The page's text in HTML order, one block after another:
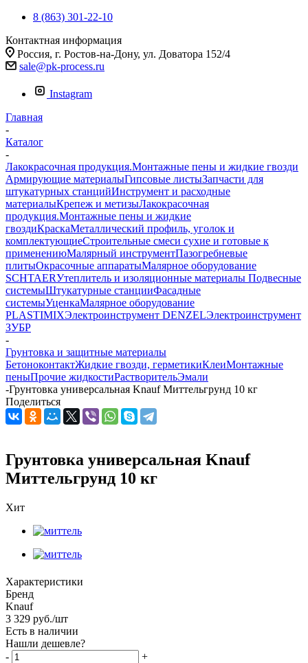
8 (863) 301-22-10
Контактная информация
Россия, г. Ростов-на-Дону, ул. Доватора 152/4
sale@pk-process.ru
Instagram
Главная
-
Каталог
-
Лакокрасочная продукция.Монтажные пены и жидкие гвозди
Армирующие материалыГипсовые листыЗапчасти для
штукатурных станцийИнструмент и расходные
материалыКрепеж и метизыЛакокрасочная
продукция.Монтажные пены и жидкие
гвоздиКраскаМеталлический профиль, уголок и
комплектующиеСтроительные смеси сухие и готовые к
применениюМалярный инструментПазогребневые
плитыОкрасочные аппаратыМалярное оборудование
SCHTAERУтеплитель и изоляционные материалы Подвесные
системыШтукатурные станцииФасадные
системыУценкаМалярное оборудование
PLASTIMIXЭлектроинструмент DENZELЭлектроинструмент
ЗУБР
-
Грунтовка и защитные материалы
БетоноконтактЖидкие гвозди, герметикиКлеиМонтажные
пеныПрочие жидкостиРастворительЭмали
-Грунтовка универсальная Knauf Миттельгрунд 10 кг
Поделиться
Грунтовка универсальная Knauf
Миттельгрунд 10 кг
Хит
Характеристики
Бренд
Knauf
3 329 руб./шт
Есть в наличии
Нашли дешевле?
-
+